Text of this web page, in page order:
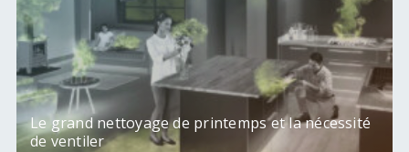
Le grand nettoyage de printemps et la nécessité
de ventiler